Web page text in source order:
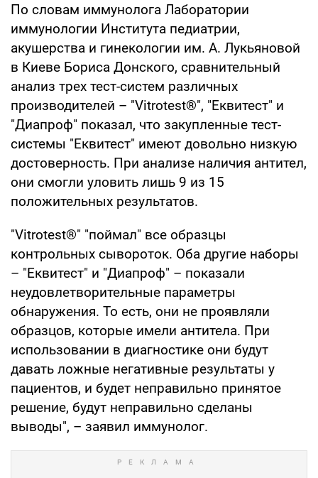
По словам иммунолога Лаборатории
иммунологии Института педиатрии,
акушерства и гинекологии им. А. Лукьяновой
в Киеве Бориса Донского, сравнительный
анализ трех тест-систем различных
производителей – "Vitrotest®", "Еквитест" и
"Диапроф" показал, что закупленные тест-
системы "Еквитест" имеют довольно низкую
достоверность. При анализе наличия антител,
они смогли уловить лишь 9 из 15
положительных результатов.
"Vitrotest®" "поймал" все образцы
контрольных сывороток. Оба другие наборы
– "Еквитест" и "Диапроф" – показали
неудовлетворительные параметры
обнаружения. То есть, они не проявляли
образцов, которые имели антитела. При
использовании в диагностике они будут
давать ложные негативные результаты у
пациентов, и будет неправильно принятое
решение, будут неправильно сделаны
выводы", – заявил иммунолог.